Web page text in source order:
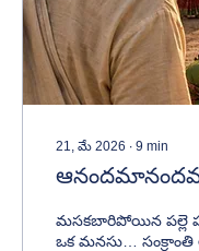
21, మే 2026 ∙ 9 min
మసకబారిపోయిన పల్లె
ఒక మనసు… సంక్రాంతి అంటే కేవలం పండుగ కాదు…